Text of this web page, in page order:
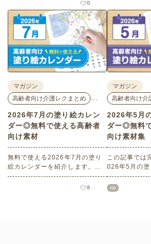
い出のイラストなど、使いやす
いレクリエーション素材満載で
す！商用フリーで無料のためお
気軽にさまざまなシーンでお使
いいただけます。
0
い出のイラス
い素材満載で
無料のためお
シーンでお使
マガジン
高齢者向け介護レクまとめ
2026年7月の塗り絵カレン
ダー◎無料で使える高齢者
向け素材
無料で使える2026年7月の塗り
絵カレンダーを紹介します。子
どもから高齢者までどなたでも
お使いいただけて、花や植物な
8
マガジン
高齢者向け介
2026年5月
ダー◎無料
向け素材集
この記事では
026年5月の塗
ご紹介します
の日などの季
zip